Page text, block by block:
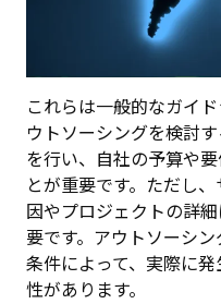
これらは一般的なガイ
ウトソーシングを検討
を行い、自社の予算や
とが重要です。ただし
因やプロジェクトの詳
要です。アウトソーシ
条件によって、実際に
性があります。